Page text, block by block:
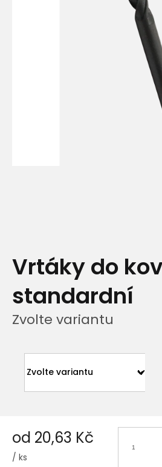
Vrtáky do
standardní
Zvolte variantu
od 20,63 Kč
/ ks